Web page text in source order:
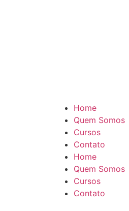
Home
Quem Somos
Cursos
Contato
Home
Quem Somos
Cursos
Contato